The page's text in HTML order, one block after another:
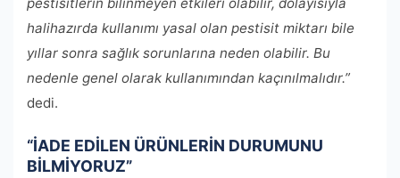
halihazırda kullanımı yasal olan pestisit miktarı bile
yıllar sonra sağlık sorunlarına neden olabilir. Bu
nedenle genel olarak kullanımından kaçınılmalıdır.”
dedi.
“İADE EDİLEN ÜRÜNLERİN DURUMUNU
BİLMİYORUZ”